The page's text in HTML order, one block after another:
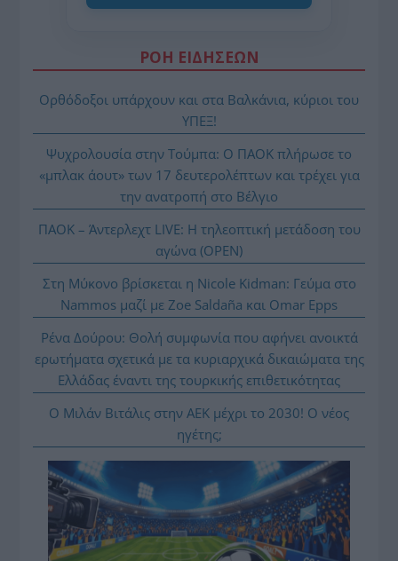
ΡΟΗ ΕΙΔΗΣΕΩΝ
Ορθόδοξοι υπάρχουν και στα Βαλκάνια, κύριοι του
ΥΠΕΞ!
Ψυχρολουσία στην Τούμπα: Ο ΠΑΟΚ πλήρωσε το
«μπλακ άουτ» των 17 δευτερολέπτων και τρέχει για
την ανατροπή στο Βέλγιο
ΠΑΟΚ – Άντερλεχτ LIVE: Η τηλεοπτική μετάδοση του
αγώνα (OPEN)
Στη Μύκονο βρίσκεται η Nicole Kidman: Γεύμα στο
Nammos μαζί με Zoe Saldaña και Omar Epps
Ρένα Δούρου: Θολή συμφωνία που αφήνει ανοικτά
ερωτήματα σχετικά με τα κυριαρχικά δικαιώματα της
Ελλάδας έναντι της τουρκικής επιθετικότητας
Ο Μιλάν Βιτάλις στην ΑΕΚ μέχρι το 2030! Ο νέος
ηγέτης;